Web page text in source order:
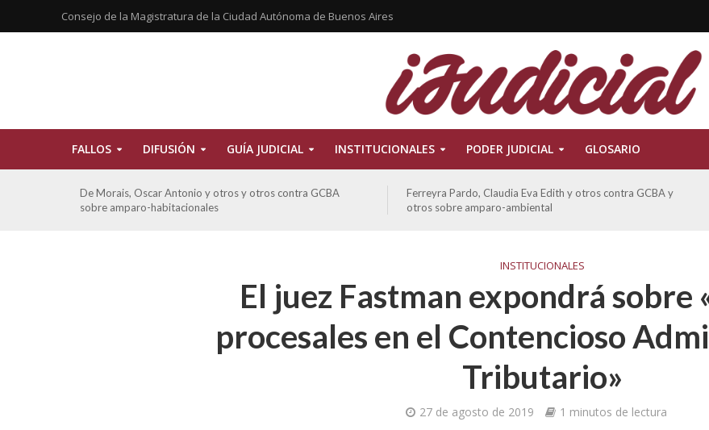
Consejo de la Magistratura de la Ciudad Autónoma de Buenos Aires
FALLOS DIFUSIÓN GUÍA JUDICIAL INSTITUCIONALES PODER JUDICIAL GLOSARIO
De Morais, Oscar Antonio y otros y otros contra GCBA
sobre amparo-habitacionales
Ferreyra Pardo, Claudia Eva Edith y otros contra GCBA y
otros sobre amparo-ambiental
INSTITUCIONALES
El juez Fastman expondrá sobre
procesales en el Contencioso
Tributario»
27 de agosto de 2019 1 minutos de lectura